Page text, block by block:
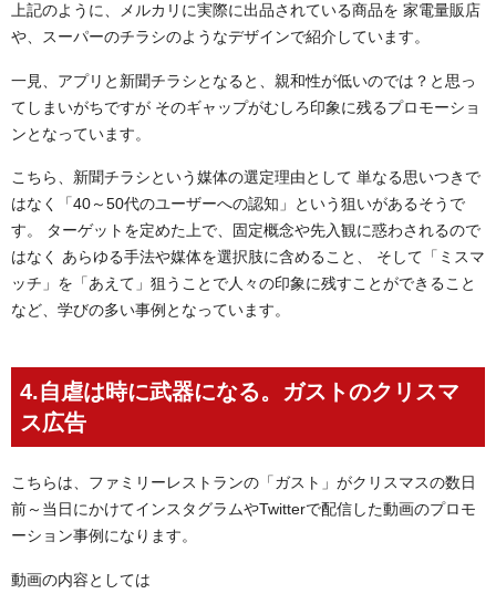
上記のように、メルカリに実際に出品されている商品を 家電量販店
や、スーパーのチラシのようなデザインで紹介しています。
一見、アプリと新聞チラシとなると、親和性が低いのでは？と思っ
てしまいがちですが そのギャップがむしろ印象に残るプロモーショ
ンとなっています。
こちら、新聞チラシという媒体の選定理由として 単なる思いつきで
はなく「40～50代のユーザーへの認知」という狙いがあるそうで
す。 ターゲットを定めた上で、固定概念や先入観に惑わされるので
はなく あらゆる手法や媒体を選択肢に含めること、 そして「ミスマ
ッチ」を「あえて」狙うことで人々の印象に残すことができること
など、学びの多い事例となっています。
4.自虐は時に武器になる。ガストのクリスマ
ス広告
こちらは、ファミリーレストランの「ガスト」がクリスマスの数日
前～当日にかけてインスタグラムやTwitterで配信した動画のプロモ
ーション事例になります。
動画の内容としては